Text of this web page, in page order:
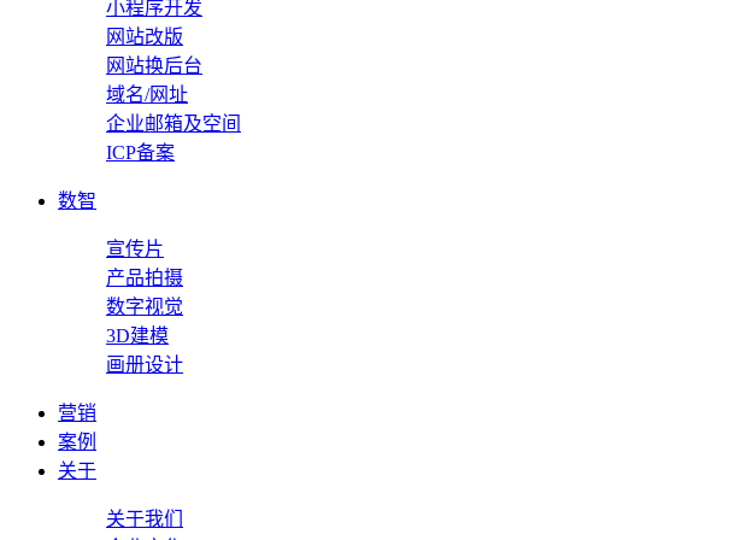
小程序开发
网站改版
网站换后台
域名/网址
企业邮箱及空间
ICP备案
数智
宣传片
产品拍摄
数字视觉
3D建模
画册设计
营销
案例
关于
关于我们